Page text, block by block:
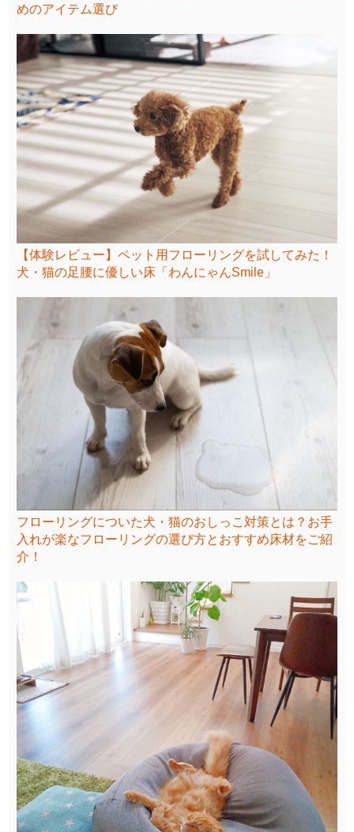
めのアイテム選び
【体験レビュー】ペット用フローリングを試してみた！
犬・猫の足腰に優しい床「わんにゃんSmile」
フローリングについた犬・猫のおしっこ対策とは？お手
入れが楽なフローリングの選び方とおすすめ床材をご紹
介！